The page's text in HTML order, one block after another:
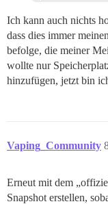
Ich kann auch nichts
dass dies immer
befolge, die meiner
wollte nur
hinzufügen, jetzt bin
Vaping_Community
Erneut mit dem
Snapshot erstellen,